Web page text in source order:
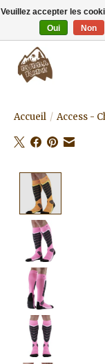
Livraison gratuite à
Accueil / Access -
Veuillez accepter les
Oui
Non